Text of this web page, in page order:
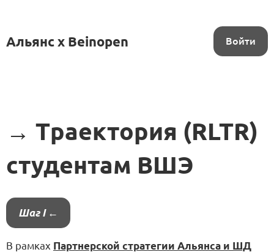
Альянс x Beinopen Войти
→ Траектория (RLTR)
студентам ВШЭ
Шаг I ←
В рамках Партнерской стратегии Альянса и ШД